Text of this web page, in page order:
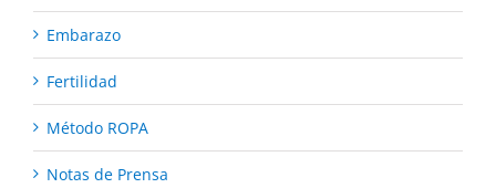
Embarazo
Fertilidad
Método ROPA
Notas de Prensa